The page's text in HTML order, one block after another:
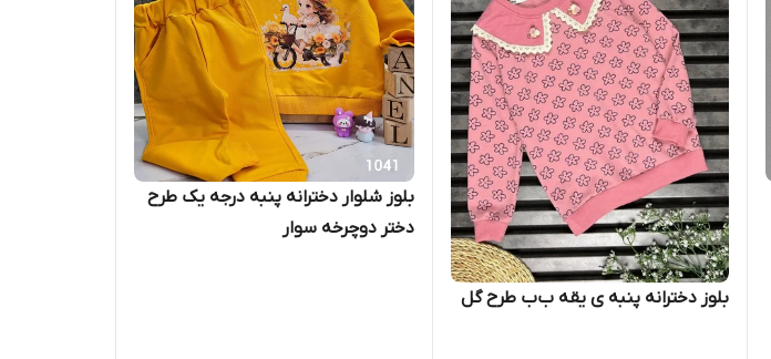
بلوز دخترانه پنبه ی یقه ب‌ب طرح گل
بلوز شلوار دخترانه پنبه درجه یک طرح
دختر دوچرخه سوار